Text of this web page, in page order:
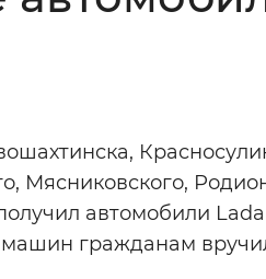
Мясниковского,
автомобили
машин гражданам